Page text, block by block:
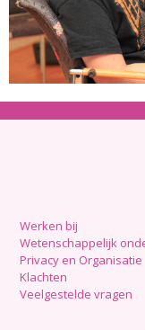
Werken bij
Wetenschappelijk
Privacy en Organisatie
Klachten
Veelgestelde vragen